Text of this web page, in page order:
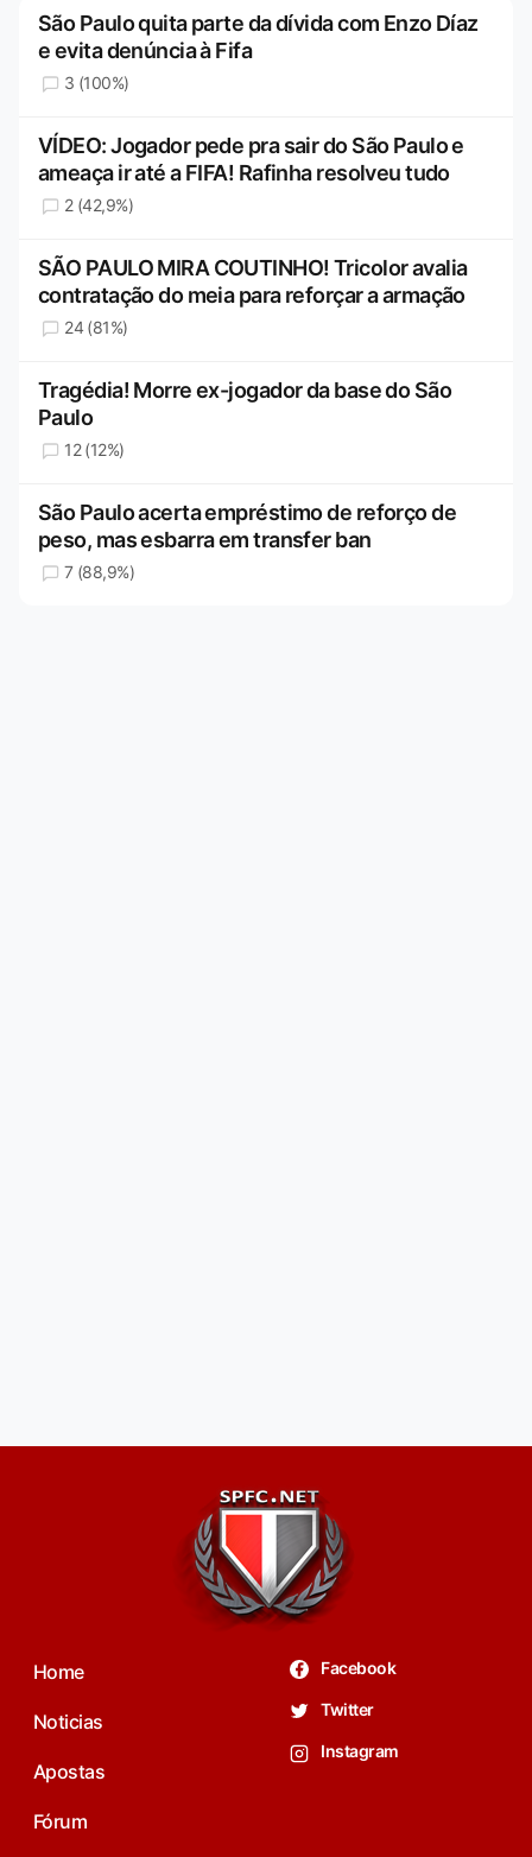
São Paulo quita parte da dívida com Enzo Díaz
e evita denúncia à Fifa
3 (100%)
VÍDEO: Jogador pede pra sair do São Paulo e
ameaça ir até a FIFA! Rafinha resolveu tudo
2 (42,9%)
SÃO PAULO MIRA COUTINHO! Tricolor avalia
contratação do meia para reforçar a armação
24 (81%)
Tragédia! Morre ex-jogador da base do São
Paulo
12 (12%)
São Paulo acerta empréstimo de reforço de
peso, mas esbarra em transfer ban
7 (88,9%)
Home
Noticias
Apostas
Fórum
Facebook
Twitter
Instagram